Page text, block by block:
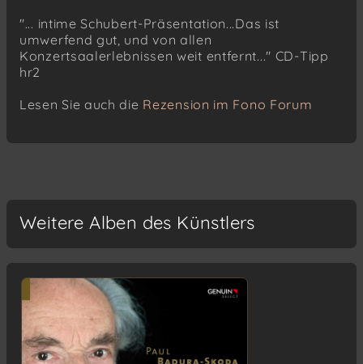
"... intime Schubert-Präsentation...Das ist
umwerfend gut, und von allen
Konzertsaalerlebnissen weit entfernt..." CD-Tipp
hr2
Lesen Sie auch die Rezension im Fono Forum
Weitere Alben des Künstlers